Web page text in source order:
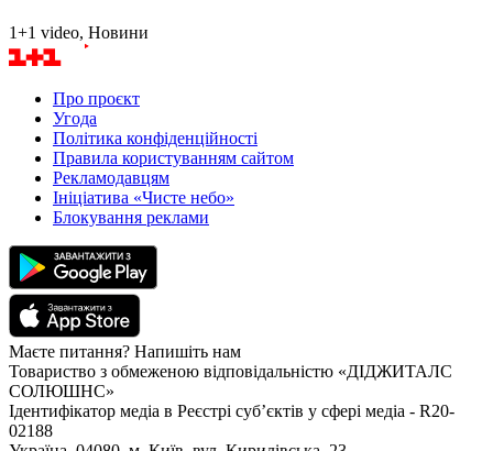
1+1 video, Новини
Про проєкт
Угода
Політика конфіденційності
Правила користуванням сайтом
Рекламодавцям
Ініціатива «Чисте небо»
Блокування реклами
Маєте питання? Напишіть нам
Товариство з обмеженою відповідальністю «ДІДЖИТАЛС
СОЛЮШНС»
Ідентифікатор медіа в Реєстрі суб’єктів у сфері медіа - R20-
02188